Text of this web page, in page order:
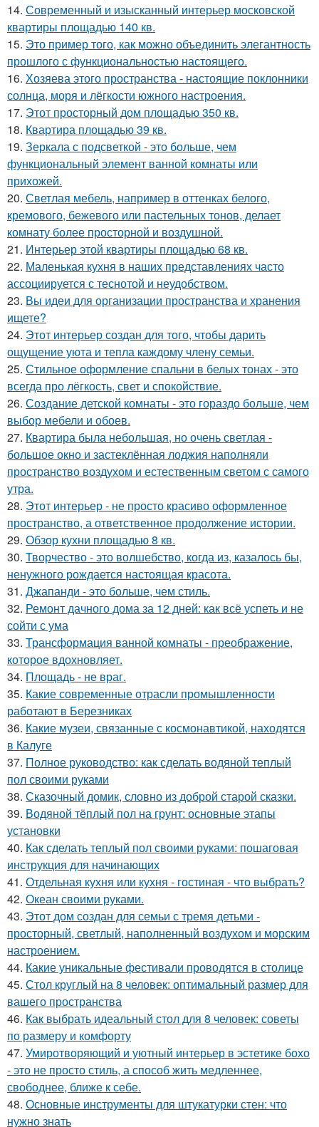
14. Современный и изысканный интерьер московской
квартиры площадью 140 кв.
15. Это пример того, как можно объединить элегантность
прошлого с функциональностью настоящего.
16. Хозяева этого пространства - настоящие поклонники
солнца, моря и лёгкости южного настроения.
17. Этот просторный дом площадью 350 кв.
18. Квартира площадью 39 кв.
19. Зеркала с подсветкой - это больше, чем
функциональный элемент ванной комнаты или
прихожей.
20. Светлая мебель, например в оттенках белого,
кремового, бежевого или пастельных тонов, делает
комнату более просторной и воздушной.
21. Интерьер этой квартиры площадью 68 кв.
22. Маленькая кухня в наших представлениях часто
ассоциируется с теснотой и неудобством.
23. Вы идеи для организации пространства и хранения
ищете?
24. Этот интерьер создан для того, чтобы дарить
ощущение уюта и тепла каждому члену семьи.
25. Стильное оформление спальни в белых тонах - это
всегда про лёгкость, свет и спокойствие.
26. Создание детской комнаты - это гораздо больше, чем
выбор мебели и обоев.
27. Квартира была небольшая, но очень светлая -
большое окно и застеклённая лоджия наполняли
пространство воздухом и естественным светом с самого
утра.
28. Этот интерьер - не просто красиво оформленное
пространство, а ответственное продолжение истории.
29. Обзор кухни площадью 8 кв.
30. Творчество - это волшебство, когда из, казалось бы,
ненужного рождается настоящая красота.
31. Джапанди - это больше, чем стиль.
32. Ремонт дачного дома за 12 дней: как всё успеть и не
сойти с ума
33. Трансформация ванной комнаты - преображение,
которое вдохновляет.
34. Площадь - не враг.
35. Какие современные отрасли промышленности
работают в Березниках
36. Какие музеи, связанные с космонавтикой, находятся
в Калуге
37. Полное руководство: как сделать водяной теплый
пол своими руками
38. Сказочный домик, словно из доброй старой сказки.
39. Водяной тёплый пол на грунт: основные этапы
установки
40. Как сделать теплый пол своими руками: пошаговая
инструкция для начинающих
41. Отдельная кухня или кухня - гостиная - что выбрать?
42. Океан своими руками.
43. Этот дом создан для семьи с тремя детьми -
просторный, светлый, наполненный воздухом и морским
настроением.
44. Какие уникальные фестивали проводятся в столице
45. Стол круглый на 8 человек: оптимальный размер для
вашего пространства
46. Как выбрать идеальный стол для 8 человек: советы
по размеру и комфорту
47. Умиротворяющий и уютный интерьер в эстетике бохо
- это не просто стиль, а способ жить медленнее,
свободнее, ближе к себе.
48. Основные инструменты для штукатурки стен: что
нужно знать